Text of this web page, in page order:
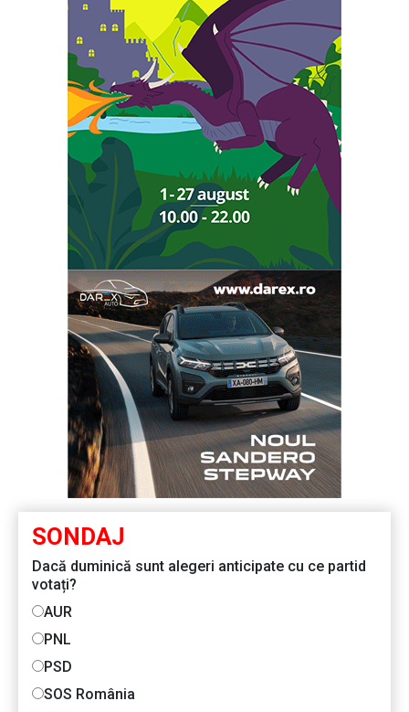
SONDAJ
Dacă duminică sunt alegeri anticipate cu ce partid
votați?
AUR
PNL
PSD
SOS România